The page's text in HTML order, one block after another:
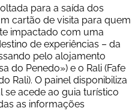
para a saída dos
cartão de visita para quem
impactado com uma
de experiências – da
pelo alojamento
do Penedo») e o Rali (Fafe
Rali). O painel disponibiliza
se acede ao guia turístico
as informações